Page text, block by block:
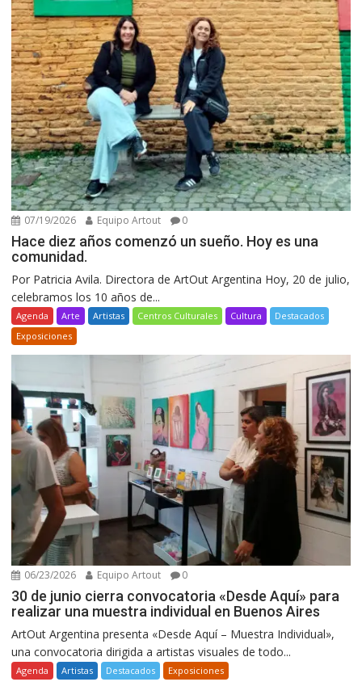
07/19/2026 Equipo Artout 0
Hace diez años comenzó un sueño. Hoy es una
comunidad.
Por Patricia Avila. Directora de ArtOut Argentina Hoy, 20 de julio,
celebramos los 10 años de...
Agenda Arte Artistas Centros Culturales Cultura
Destacados
Exposiciones
06/23/2026 Equipo Artout 0
30 de junio cierra convocatoria «Desde Aquí» para
realizar una muestra individual en Buenos Aires
ArtOut Argentina presenta «Desde Aquí – Muestra Individual»,
una convocatoria dirigida a artistas visuales de todo...
Agenda Artistas Destacados Exposiciones